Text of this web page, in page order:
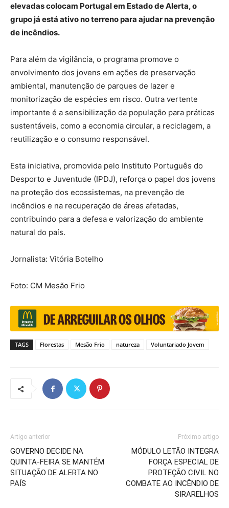
elevadas colocam Portugal em Estado de Alerta, o
grupo já está ativo no terreno para ajudar na prevenção
de incêndios.
Para além da vigilância, o programa promove o
envolvimento dos jovens em ações de preservação
ambiental, manutenção de parques de lazer e
monitorização de espécies em risco. Outra vertente
importante é a sensibilização da população para práticas
sustentáveis, como a economia circular, a reciclagem, a
reutilização e o consumo responsável.
Esta iniciativa, promovida pelo Instituto Português do
Desporto e Juventude (IPDJ), reforça o papel dos jovens
na proteção dos ecossistemas, na prevenção de
incêndios e na recuperação de áreas afetadas,
contribuindo para a defesa e valorização do ambiente
natural do país.
Jornalista: Vitória Botelho
Foto: CM Mesão Frio
TAGS Florestas Mesão Frio natureza Voluntariado Jovem
Artigo anterior
GOVERNO DECIDE NA
QUINTA-FEIRA SE MANTÉM
SITUAÇÃO DE ALERTA NO
PAÍS
Próximo artigo
MÓDULO LETÃO INTEGRA
FORÇA ESPECIAL DE
PROTEÇÃO CIVIL NO
COMBATE AO INCÊNDIO DE
SIRARELHOS